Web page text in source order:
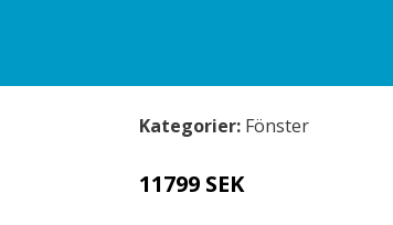
Kategorier: Fönster
11799 SEK